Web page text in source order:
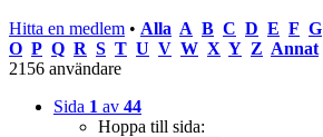
Hitta en medlem • Alla A B C D E F G
O P Q R S T U V W X Y Z Annat
2156 användare
Sida 1 av 44
Hoppa till sida: